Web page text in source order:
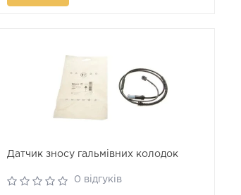
Датчик зносу гальмівних колодок
0 відгуків